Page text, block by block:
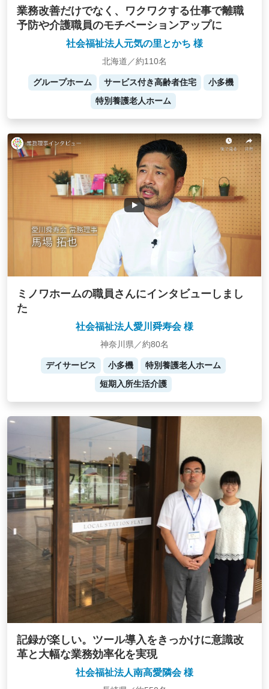
業務改善だけでなく、ワクワクする仕事で離職
予防や介護職員のモチベーションアップに
社会福祉法人元気の里とかち 様
北海道／約110名
グループホーム サービス付き高齢者住宅
小多機
特別養護老人ホーム
ミノワホームの職員さんにインタビューしまし
た
社会福祉法人愛川舜寿会 様
神奈川県／約80名
デイサービス 小多機
特別養護老人ホーム
短期入所生活介護
記録が楽しい。ツール導入をきっかけに意識改
革と大幅な業務効率化を実現
社会福祉法人南高愛隣会 様